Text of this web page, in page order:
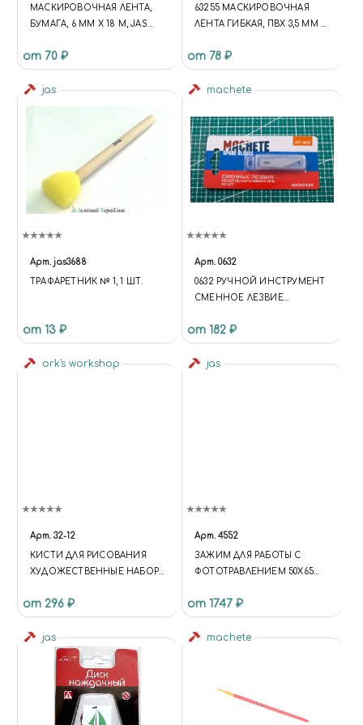
МАСКИРОВОЧНАЯ ЛЕНТА,
БУМАГА, 6 ММ Х 18 М, JAS
от 70 ₽
63255 МАСКИРОВОЧНАЯ
ЛЕНТА ГИБКАЯ, ПВХ 3,5 ММ Х
от 78 ₽
jas
Арт. jas3688
ТРАФАРЕТНИК № 1, 1 ШТ.
от 13 ₽
machete
Арт. 0632
0632 РУЧНОЙ ИНСТРУМЕНТ
СМЕННОЕ ЛЕЗВИЕ
ШТ
от 182 ₽
ork's workshop
Арт. 32-12
КИСТИ ДЛЯ РИСОВАНИЯ
ХУДОЖЕСТВЕННЫЕ НАБОР
от 296 ₽
jas
Арт. 4552
ЗАЖИМ ДЛЯ РАБОТЫ С
ФОТОТРАВЛЕНИЕМ 50Х65
от 1747 ₽
jas machete